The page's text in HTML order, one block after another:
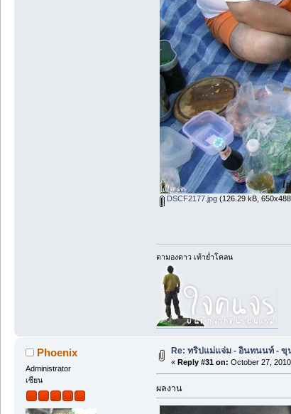
DSCF2177.jpg(126.29 kB,
ตามองดาว เท้าย่ำโคลน
Phoenix
Administrator
เซียน
Re: ทริปแม่แจ่ม - อินทนนท์ - ขุ
« Reply #31 on: October 27,
ผลงาน